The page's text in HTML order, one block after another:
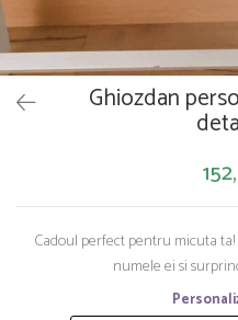
Papusi si accesorii
Trotinete
Trenulete si masinute
Unelte si bancuri de lucru
Ghiozdan
Cadoul perfect pentru micuta
numele ei si